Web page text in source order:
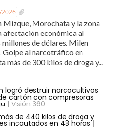
2026
Mizque, Morochata y la zona
afectación económica al
de dólares. Milen
al narcotráfico en
más de 300 kilos de droga y...
logró destruir narcocultivos
cartón con compresoras
| Visión 360
de 440 kilos de droga y
incautados en 48 horas|